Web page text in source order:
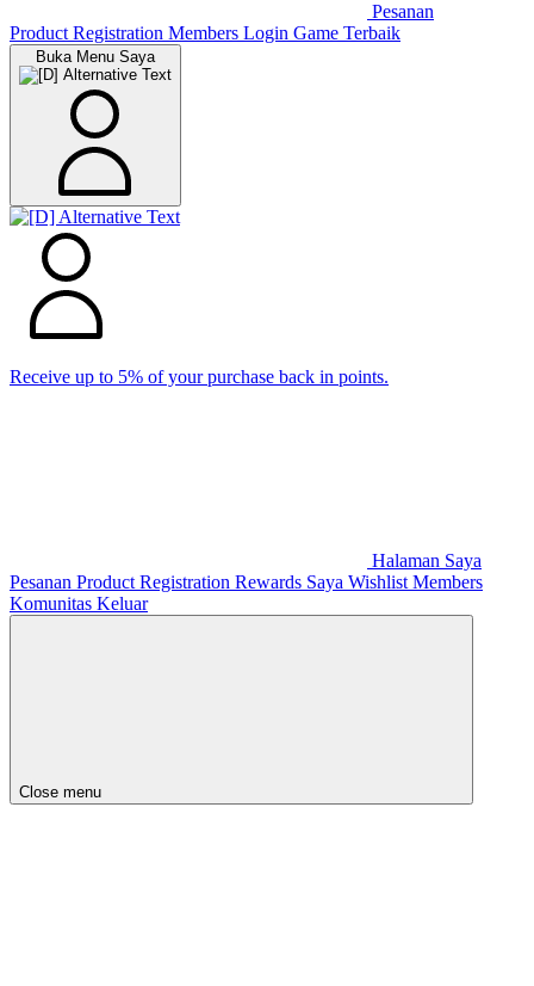
Pesanan
Product Registration Members Login Game Terbaik
Buka Menu Saya
Receive up to 5% of your purchase back in points.
Halaman Saya
Pesanan Product Registration Rewards Saya Wishlist Members
Komunitas Keluar
Close menu